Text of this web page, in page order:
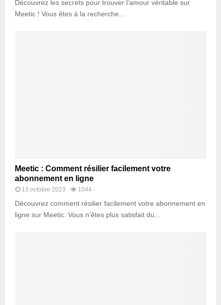
Découvrez les secrets pour trouver l’amour véritable sur
Meetic ! Vous êtes à la recherche...
Meetic : Comment résilier facilement votre
abonnement en ligne
13 octobre 2023 1044
Découvrez comment résilier facilement votre abonnement en
ligne sur Meetic. Vous n’êtes plus satisfait du...